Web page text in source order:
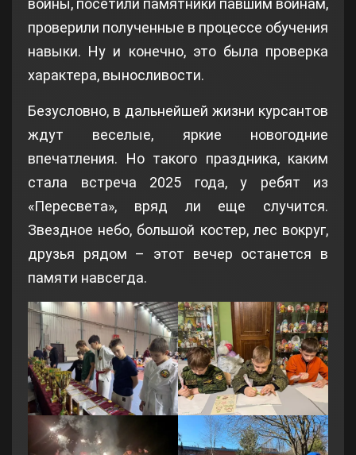
войны, посетили памятники павшим воинам,
проверили полученные в процессе обучения
навыки. Ну и конечно, это была проверка
характера, выносливости.
Безусловно, в дальнейшей жизни курсантов
ждут веселые, яркие новогодние
впечатления. Но такого праздника, каким
стала встреча 2025 года, у ребят из
«Пересвета», вряд ли еще случится.
Звездное небо, большой костер, лес вокруг,
друзья рядом – этот вечер останется в
памяти навсегда.